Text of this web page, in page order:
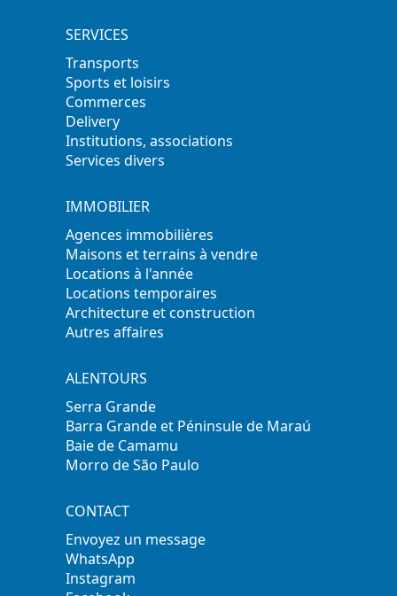
SERVICES
Transports
Sports et loisirs
Commerces
Delivery
Institutions, associations
Services divers
IMMOBILIER
Agences immobilières
Maisons et terrains à vendre
Locations à l'année
Locations temporaires
Architecture et construction
Autres affaires
ALENTOURS
Serra Grande
Barra Grande et Péninsule de Maraú
Baie de Camamu
Morro de São Paulo
CONTACT
Envoyez un message
WhatsApp
Instagram